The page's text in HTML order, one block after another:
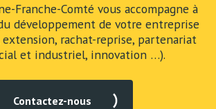
Franche-Comté vous accompagne à
développement de votre entreprise
rachat-reprise, partenariat
et industriel, innovation …).
Contactez-nous